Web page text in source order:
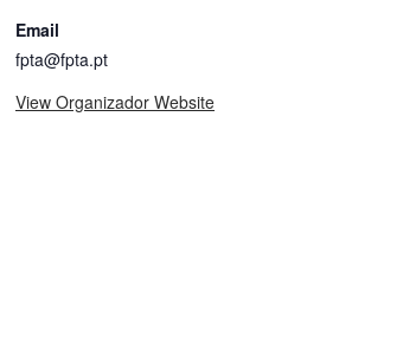
Email
fpta@fpta.pt
View Organizador Website